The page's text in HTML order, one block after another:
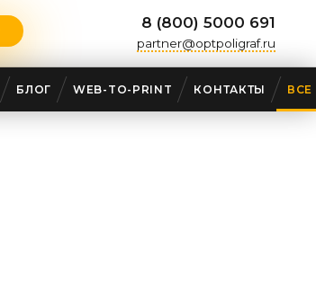
8 (800) 5000 691
partner@optpoligraf.ru
БЛОГ WEB-TO-PRINT КОНТАКТЫ ВСЕ